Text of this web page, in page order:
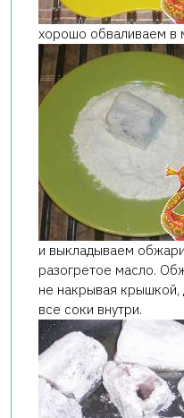
хорошо обваливаем в
и выкладываем
разогретое масло.
не накрывая крышкой,
все соки внутри.